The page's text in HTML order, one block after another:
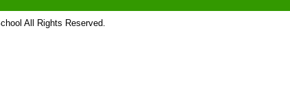
All Rights Reserved.